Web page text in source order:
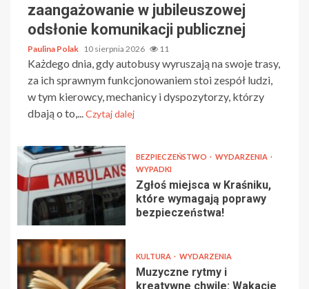
zaangażowanie w jubileuszowej
odsłonie komunikacji publicznej
Paulina Polak 10 sierpnia 2026 11
Każdego dnia, gdy autobusy wyruszają na swoje trasy,
za ich sprawnym funkcjonowaniem stoi zespół ludzi,
w tym kierowcy, mechanicy i dyspozytorzy, którzy
dbają o to,...Czytaj dalej
BEZPIECZEŃSTWO
WYDARZENIA
WYPADKI
Zgłoś miejsca w Kraśniku,
które wymagają poprawy
bezpieczeństwa!
KULTURA WYDARZENIA
Muzyczne rytmy i
kreatywne chwile: Wakacje